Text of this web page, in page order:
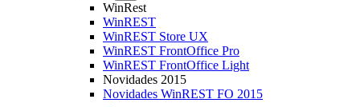
WinRest
WinREST
WinREST Store UX
WinREST FrontOffice Pro
WinREST FrontOffice Light
Novidades 2015
Novidades WinREST FO 2015